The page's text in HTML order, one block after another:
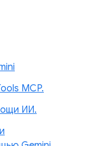
MCP.
ИИ.